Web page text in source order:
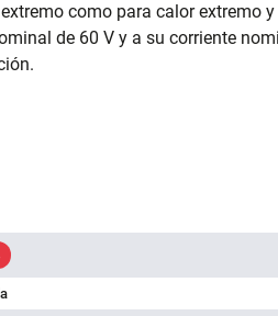
como para calor extremo
de 60 V y a su corriente